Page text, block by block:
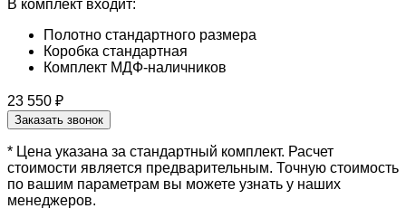
В комплект входит:
Полотно стандартного размера
Коробка стандартная
Комплект МДФ-наличников
23 550 ₽
Заказать звонок
* Цена указана за стандартный комплект. Расчет
стоимости является предварительным. Точную стоимость
по вашим параметрам вы можете узнать у наших
менеджеров.